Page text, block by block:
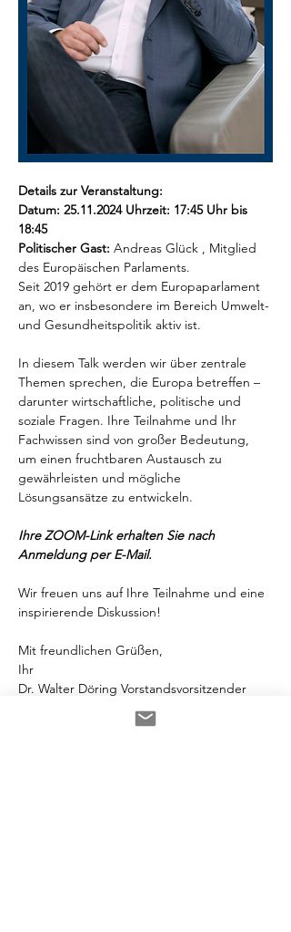
Details zur Veranstaltung:
Datum: 25.11.2024 Uhrzeit: 17:45 Uhr bis
18:45
Politischer Gast: Andreas Glück , Mitglied
des Europäischen Parlaments.
Seit 2019 gehört er dem Europaparlament
an, wo er insbesondere im Bereich Umwelt-
und Gesundheitspolitik aktiv ist.
In diesem Talk werden wir über zentrale
Themen sprechen, die Europa betreffen –
darunter wirtschaftliche, politische und
soziale Fragen. Ihre Teilnahme und Ihr
Fachwissen sind von großer Bedeutung,
um einen fruchtbaren Austausch zu
gewährleisten und mögliche
Lösungsansätze zu entwickeln.
Ihre ZOOM-Link erhalten Sie nach
Anmeldung per E-Mail.
Wir freuen uns auf Ihre Teilnahme und eine
inspirierende Diskussion!
Mit freundlichen Grüßen,
Ihr
Dr. Walter Döring Vorstandsvorsitzender
Senate of Economy Europe